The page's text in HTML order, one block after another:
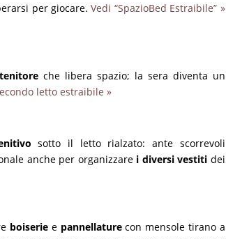
per giocare.Vedi “SpazioBed Estraibile” »
che libera spazio; la sera diventa un
letto estraibile »
sotto il letto rialzato: ante scorrevoli
anche per organizzare i diversi vestiti dei
boiseriee pannellaturecon mensole tirano a